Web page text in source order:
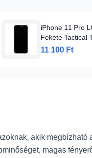
iPhone 11 Pro
Fekete Tactical
11 100 Ft
akik
magas